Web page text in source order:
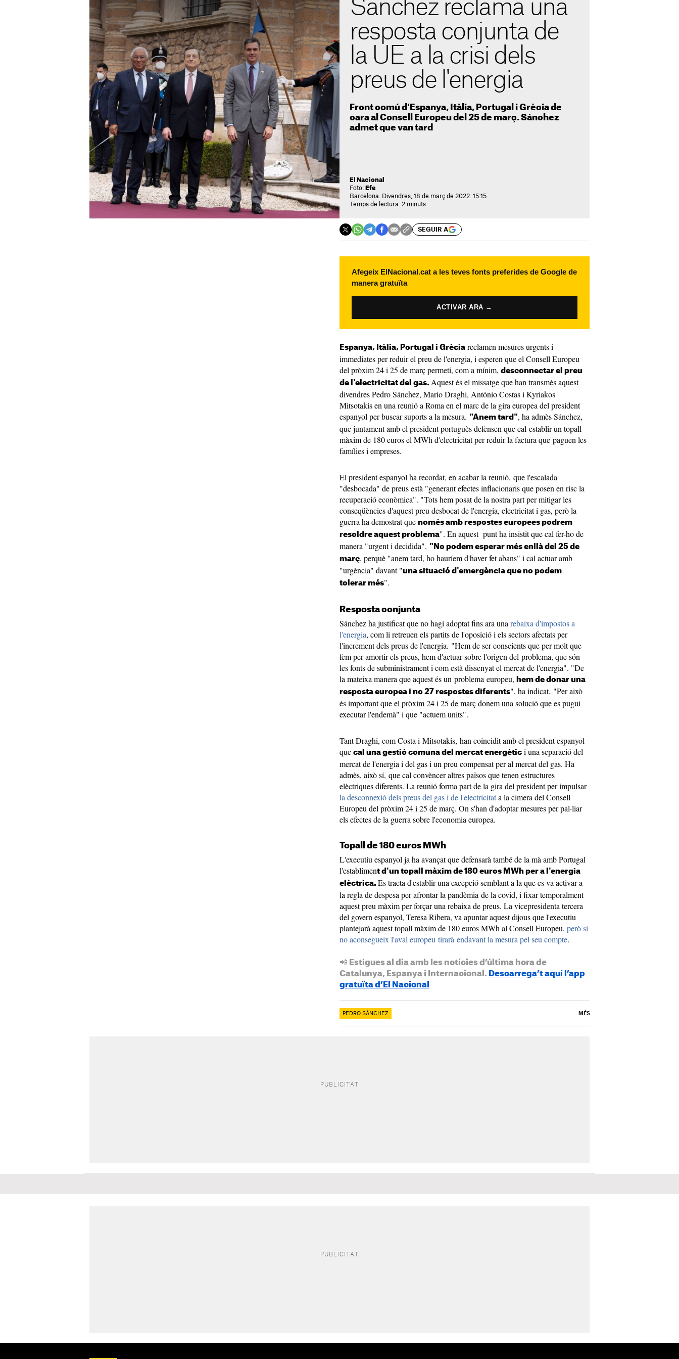
Sánchez reclama una
resposta conjunta de
la UE a la crisi dels
preus de l'energia
Front comú d'Espanya, Itàlia, Portugal i Grècia de
cara al Consell Europeu del 25 de març. Sánchez
admet que van tard
El Nacional
Foto: Efe
Barcelona. Divendres, 18 de març de 2022. 15:15
Temps de lectura: 2 minuts
SEGUIR A
Afegeix ElNacional.cat a les teves fonts preferides de Google de
manera gratuïta
ACTIVAR ARA →
Espanya, Itàlia, Portugal i Grècia reclamen mesures urgents i
immediates per reduir el preu de l'energia, i esperen que el Consell Europeu
del pròxim 24 i 25 de març permeti, com a mínim, desconnectar el preu
de l'electricitat del gas. Aquest és el missatge que han transmès aquest
divendres Pedro Sánchez, Mario Draghi, António Costas i Kyriakos
Mitsotakis en una reunió a Roma en el marc de la gira europea del president
espanyol per buscar suports a la mesura. "Anem tard", ha admès Sánchez,
que juntament amb el president portuguès defensen que cal establir un topall
màxim de 180 euros el MWh d'electricitat per reduir la factura que paguen les
famílies i empreses.
El president espanyol ha recordat, en acabar la reunió, que l'escalada
"desbocada" de preus està "generant efectes inflacionaris que posen en risc la
recuperació econòmica". "Tots hem posat de la nostra part per mitigar les
conseqüències d'aquest preu desbocat de l'energia, electricitat i gas, però la
guerra ha demostrat que només amb respostes europees podrem
resoldre aquest problema". En aquest punt ha insistit que cal fer-ho de
manera "urgent i decidida". "No podem esperar més enllà del 25 de
març, perquè "anem tard, ho hauríem d'haver fet abans" i cal actuar amb
"urgència" davant "una situació d'emergència que no podem
tolerar més".
Resposta conjunta
Sánchez ha justificat que no hagi adoptat fins ara una rebaixa d'impostos a
l'energia, com li retreuen els partits de l'oposició i els sectors afectats per
l'increment dels preus de l'energia. "Hem de ser conscients que per molt que
fem per amortir els preus, hem d'actuar sobre l'origen del problema, que són
les fonts de subministrament i com està dissenyat el mercat de l'energia". "De
la mateixa manera que aquest és un problema europeu, hem de donar una
resposta europea i no 27 respostes diferents", ha indicat. "Per això
és important que el pròxim 24 i 25 de març donem una solució que es pugui
executar l'endemà" i que "actuem units".
Tant Draghi, com Costa i Mitsotakis, han coincidit amb el president espanyol
que cal una gestió comuna del mercat energètic i una separació del
mercat de l'energia i del gas i un preu compensat per al mercat del gas. Ha
admès, això sí, que cal convèncer altres països que tenen estructures
elèctriques diferents. La reunió forma part de la gira del president per impulsar
la desconnexió dels preus del gas i de l'electricitata la cimera del Consell
Europeu del pròxim 24 i 25 de març. On s'han d'adoptar mesures per pal·liar
els efectes de la guerra sobre l'economia europea.
Topall de 180 euros MWh
L'executiu espanyol ja ha avançat que defensarà també de la mà amb Portugal
l'establiment d'un topall màxim de 180 euros MWh per a l'energia
elèctrica. Es tracta d'establir una excepció semblant a la que es va activar a
la regla de despesa per afrontar la pandèmia de la covid, i fixar temporalment
aquest preu màxim per forçar una rebaixa de preus. La vicepresidenta tercera
del govern espanyol, Teresa Ribera, va apuntar aquest dijous que l'executiu
plantejarà aquest topall màxim de 180 euros MWh al Consell Europeu, però si
no aconsegueix l'aval europeu tirarà endavant la mesura pel seu compte.
📲 Estigues al dia amb les notícies d’última hora de
Catalunya, Espanya i Internacional. Descarrega’t aquí l’app
gratuïta d’El Nacional
PEDRO SÁNCHEZ MÉS